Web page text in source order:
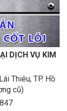
DỊCH VỤ KIM
Thiêu, TP. Hồ
cũ)